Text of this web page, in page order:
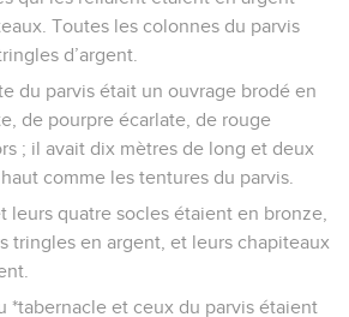
Toutes les colonnes du parvis
d’argent.
du parvis était un ouvrage brodé en
de pourpre écarlate, de rouge
; il avait dix mètres de long et deux
comme les tentures du parvis.
leurs quatre socles étaient en bronze,
tringles en argent, et leurs chapiteaux
*tabernacle et ceux du parvis étaient